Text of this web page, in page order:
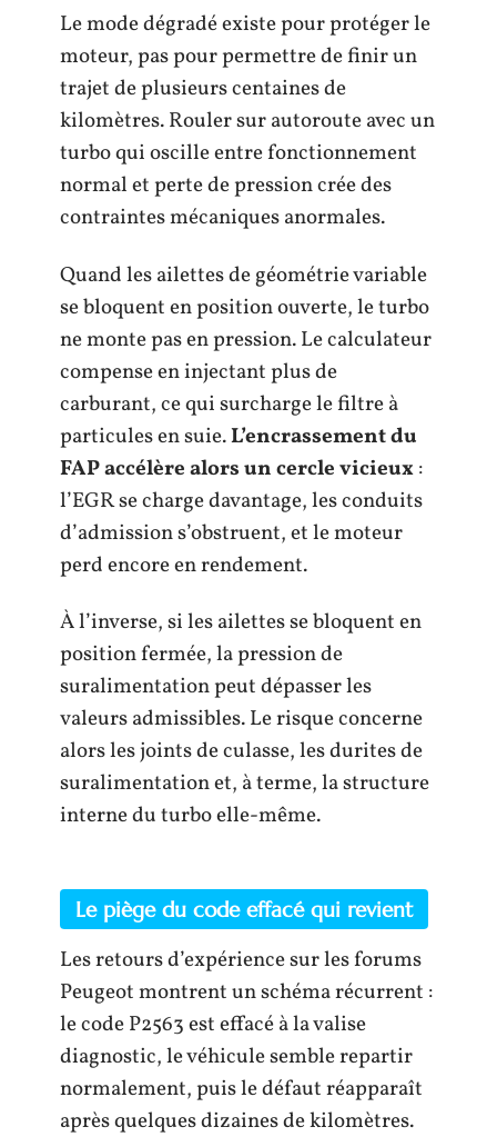
Le mode dégradé existe pour protéger le
moteur, pas pour permettre de finir un
trajet de plusieurs centaines de
kilomètres. Rouler sur autoroute avec un
turbo qui oscille entre fonctionnement
normal et perte de pression crée des
contraintes mécaniques anormales.
Quand les ailettes de géométrie variable
se bloquent en position ouverte, le turbo
ne monte pas en pression. Le calculateur
compense en injectant plus de
carburant, ce qui surcharge le filtre à
particules en suie.L’encrassement du
FAP accélère alors un cercle vicieux:
l’EGR se charge davantage, les conduits
d’admission s’obstruent, et le moteur
perd encore en rendement.
À l’inverse, si les ailettes se bloquent en
position fermée, la pression de
suralimentation peut dépasser les
valeurs admissibles. Le risque concerne
alors les joints de culasse, les durites de
suralimentation et, à terme, la structure
interne du turbo elle-même.
Le piège du code effacé qui revient
Les retours d’expérience sur les forums
Peugeot montrent un schéma récurrent :
le code P2563 est effacé à la valise
diagnostic, le véhicule semble repartir
normalement, puis le défaut réapparaît
après quelques dizaines de kilomètres.